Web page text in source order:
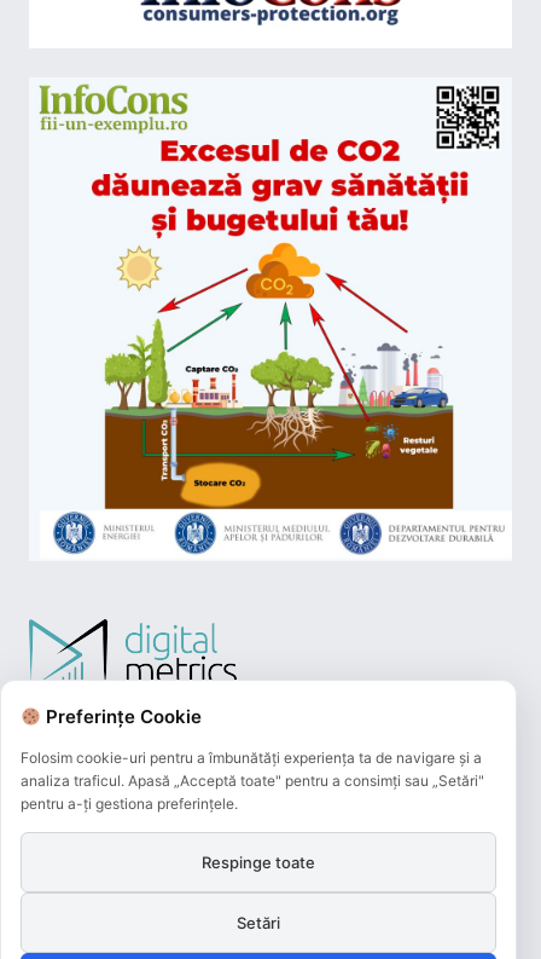
Plățile online efectuate pe acest site
sunt procesate de către Netopia Payments
și beneficiază de 3D-Secure.
Preferințe Cookie
Folosim cookie-uri pentru a îmbunătăți experiența ta de navigare și a
analiza traficul. Apasă „Acceptă toate" pentru a consimți sau „Setări"
pentru a-ți gestiona preferințele.
Respinge toate
Setări